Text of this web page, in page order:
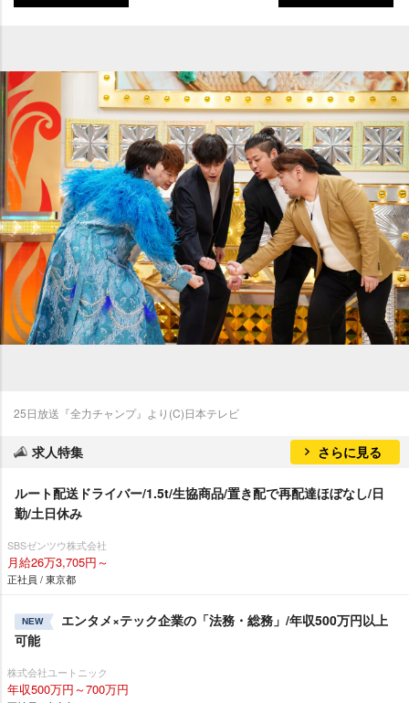
25日放送『全力チャンプ』より(C)日本テレビ
求人特集 さらに見る
ルート配送ドライバー/1.5t/生協商品/置き配で再配達ほぼなし/日
勤/土日休み
SBSゼンツウ株式会社
月給26万3,705円～
正社員 / 東京都
NEW
エンタメ×テック企業の「法務・総務」/年収500万円以上
可能
株式会社ユートニック
年収500万円～700万円